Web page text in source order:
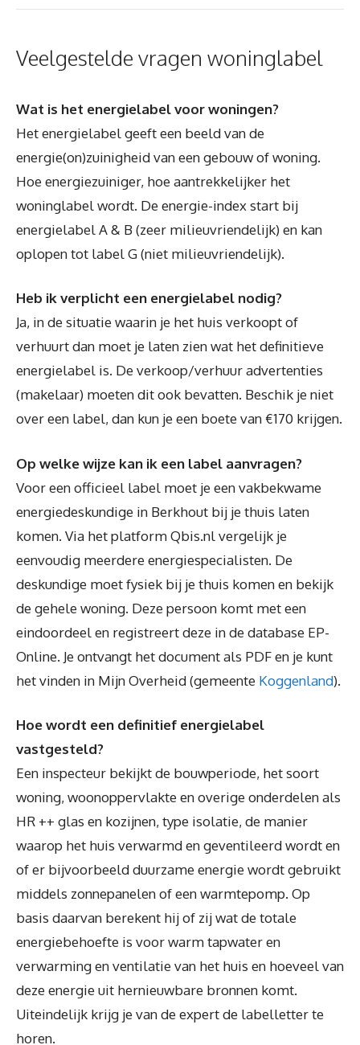
Veelgestelde vragen woninglabel
Wat is het energielabel voor woningen?
Het energielabel geeft een beeld van de
energie(on)zuinigheid van een gebouw of woning.
Hoe energiezuiniger, hoe aantrekkelijker het
woninglabel wordt. De energie-index start bij
energielabel A & B (zeer milieuvriendelijk) en kan
oplopen tot label G (niet milieuvriendelijk).
Heb ik verplicht een energielabel nodig?
Ja, in de situatie waarin je het huis verkoopt of
verhuurt dan moet je laten zien wat het definitieve
energielabel is. De verkoop/verhuur advertenties
(makelaar) moeten dit ook bevatten. Beschik je niet
over een label, dan kun je een boete van €170 krijgen.
Op welke wijze kan ik een label aanvragen?
Voor een officieel label moet je een vakbekwame
energiedeskundige in Berkhout bij je thuis laten
komen. Via het platform Qbis.nl vergelijk je
eenvoudig meerdere energiespecialisten. De
deskundige moet fysiek bij je thuis komen en bekijk
de gehele woning. Deze persoon komt met een
eindoordeel en registreert deze in de database EP-
Online. Je ontvangt het document als PDF en je kunt
het vinden in Mijn Overheid (gemeente Koggenland).
Hoe wordt een definitief energielabel
vastgesteld?
Een inspecteur bekijkt de bouwperiode, het soort
woning, woonoppervlakte en overige onderdelen als
HR ++ glas en kozijnen, type isolatie, de manier
waarop het huis verwarmd en geventileerd wordt en
of er bijvoorbeeld duurzame energie wordt gebruikt
middels zonnepanelen of een warmtepomp. Op
basis daarvan berekent hij of zij wat de totale
energiebehoefte is voor warm tapwater en
verwarming en ventilatie van het huis en hoeveel van
deze energie uit hernieuwbare bronnen komt.
Uiteindelijk krijg je van de expert de labelletter te
horen.